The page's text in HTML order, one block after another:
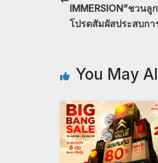
IMMERSION”ชวน
โปรดสัมผัสประสบก
You May